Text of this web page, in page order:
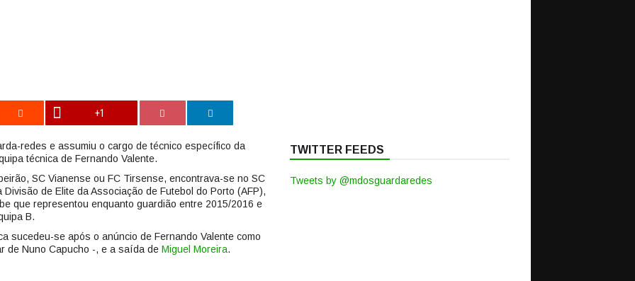
+1
redes e assumiu o cargo de técnico específico da
técnica de Fernando Valente.
SC Vianense ou FC Tirsense, encontrava-se no SC
de Elite da Associação de Futebol do Porto (AFP),
que representou enquanto guardião entre 2015/2016 e
B.
sucedeu-se após o anúncio de Fernando Valente como
de Nuno Capucho -, e a saída de Miguel Moreira.
TWITTER FEEDS
Tweets by @mdosguardaredes